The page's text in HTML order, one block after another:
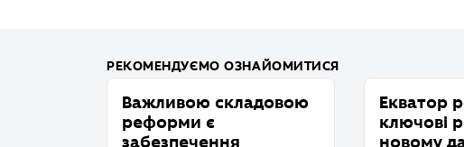
РЕКОМЕНДУЄМО ОЗНАЙОМИТИСЯ
Важливою складовою
реформи є
забезпечення
Екватор
ключові
новому